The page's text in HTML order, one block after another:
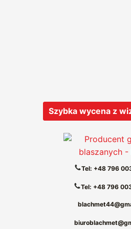
Szybka wycena z
Tel: +48 796
Tel: +48 796